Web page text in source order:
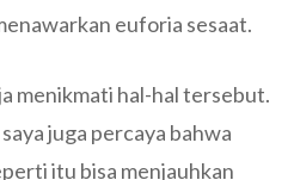
euforia sesaat.
menikmati hal-hal tersebut.
juga percaya bahwa
itu bisa menjauhkan